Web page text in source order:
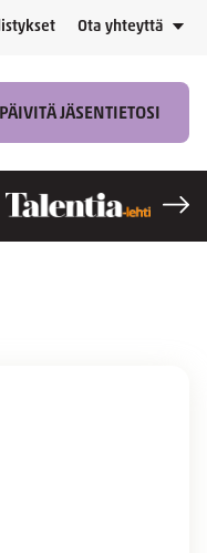
Ota yhteyttä
PÄIVITÄ JÄSENTIETOSI